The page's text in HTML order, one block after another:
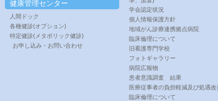
健康管理センター
人間ドック
各種健診(オプション)
特定健診(メタボリック健診)
お申し込み・お問い合わせ
学会認定状況
個人情報保護方針
地域がん診療連携拠点病院
臨床倫理について
旧看護専門学校
フォトギャラリー
病院広報物
患者意識調査 結果
医療従事者の負担軽減及び処遇改
臨床倫理について